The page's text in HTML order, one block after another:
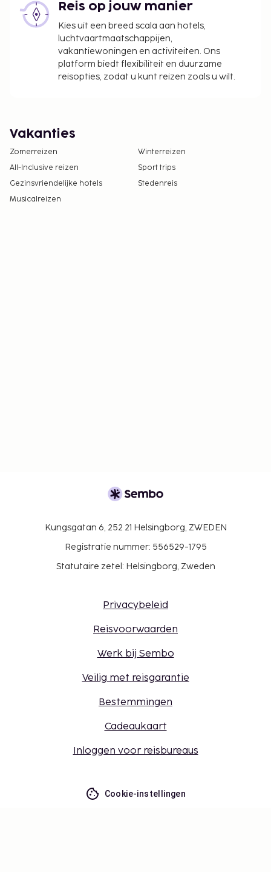
Reis op jouw manier
Kies uit een breed scala aan hotels,
luchtvaartmaatschappijen,
vakantiewoningen en activiteiten. Ons
platform biedt flexibiliteit en duurzame
reisopties, zodat u kunt reizen zoals u wilt.
Vakanties
Zomerreizen
Winterreizen
All-Inclusive reizen
Sport trips
Gezinsvriendelijke hotels
Stedenreis
Musicalreizen
Kungsgatan 6, 252 21 Helsingborg, ZWEDEN
Registratie nummer: 556529-1795
Statutaire zetel: Helsingborg, Zweden
Privacybeleid
Reisvoorwaarden
Werk bij Sembo
Veilig met reisgarantie
Bestemmingen
Cadeaukaart
Inloggen voor reisbureaus
Cookie-instellingen